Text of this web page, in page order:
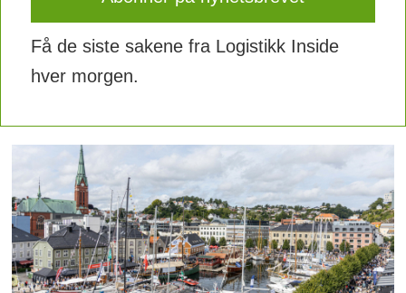
Få de siste sakene fra Logistikk Inside
hver morgen.